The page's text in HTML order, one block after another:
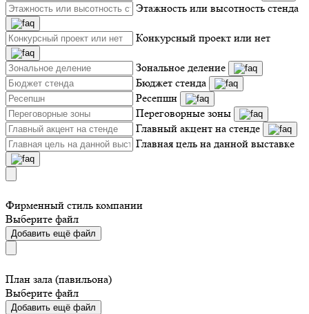
Этажность или высотность стенда
Конкурсный проект или нет
Зональное деление
Бюджет стенда
Ресепшн
Переговорные зоны
Главный акцент на стенде
Главная цель на данной выставке
Фирменный стиль компании
Выберите файл
Добавить ещё файл
План зала (павильона)
Выберите файл
Добавить ещё файл